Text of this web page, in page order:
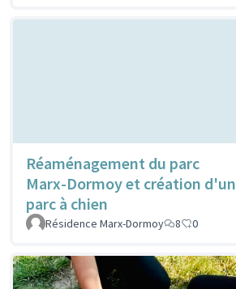
Réaménagement du parc
Marx-Dormoy et création d'un
parc à chien
Résidence Marx-Dormoy 8 0